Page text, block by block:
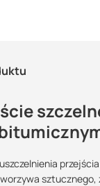
sztucznego,